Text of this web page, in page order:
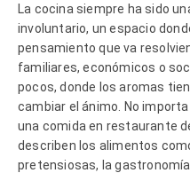
La cocina siempre ha sido
involuntario, un espacio
pensamiento que va
familiares, económicos o
pocos, donde los aromas
cambiar el ánimo. No
una comida en restaurante
describen los alimentos
pretensiosas, la